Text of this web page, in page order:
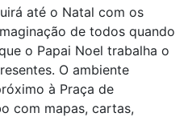
até o Natal com os
de todos quando
o Papai Noel trabalha o
O ambiente
à Praça de
com mapas, cartas,